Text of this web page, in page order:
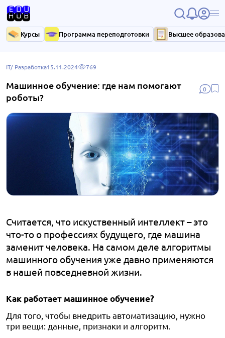
Курсы Программа переподготовки Высшее
0
IT/ Разработка15.11.2024 769
Машинное обучение: где нам помогают
роботы?
Считается, что искуственный интеллект – это
что-то о профессиях будущего, где машина
заменит человека. На самом деле алгоритмы
машинного обучения уже давно применяются
в нашей повседневной жизни.
Как работает машинное обучение?
Для того, чтобы внедрить автоматизацию, нужно
три вещи: данные, признаки и алгоритм.